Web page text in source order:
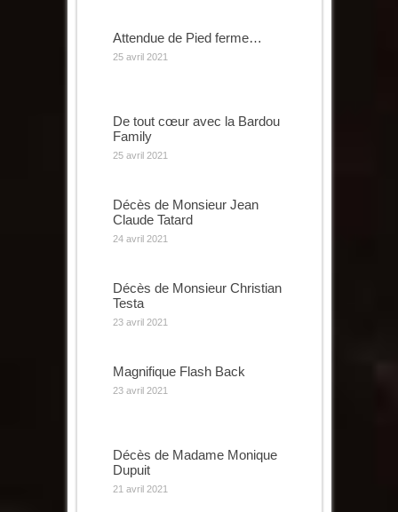
Attendue de Pied ferme…
25 avril 2021
De tout cœur avec la Bardou
Family
25 avril 2021
Décès de Monsieur Jean
Claude Tatard
24 avril 2021
Décès de Monsieur Christian
Testa
23 avril 2021
Magnifique Flash Back
23 avril 2021
Décès de Madame Monique
Dupuit
21 avril 2021